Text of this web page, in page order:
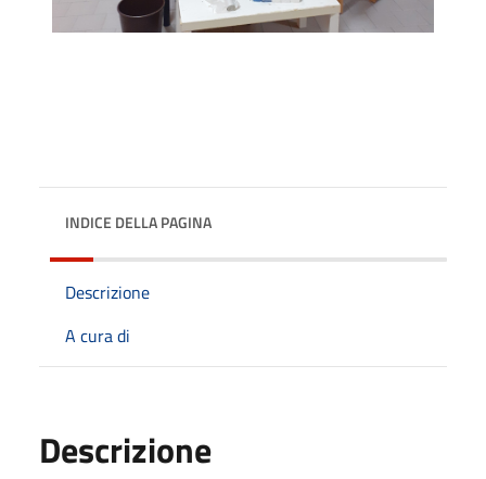
INDICE DELLA PAGINA
Descrizione
A cura di
Descrizione